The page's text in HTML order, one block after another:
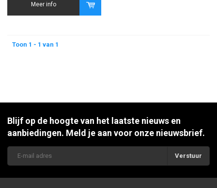
Meer info
Toon 1 - 1 van 1
Blijf op de hoogte van het laatste nieuws en
aanbiedingen. Meld je aan voor onze nieuwsbrief.
Verstuur